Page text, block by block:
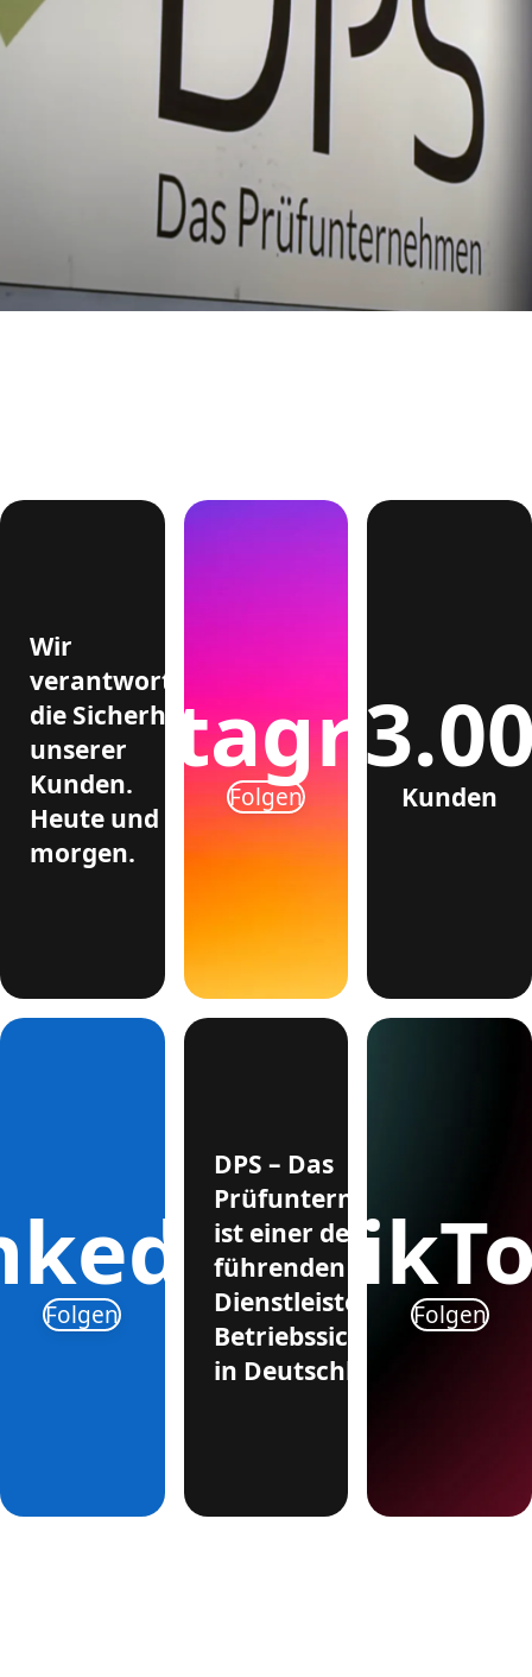
Wir
verantworten
die Sicherheit
unserer
Kunden.
Heute und
morgen.
Instagram
Folgen Kunden
Folgen
DPS – Das
Prüfunternehmen
ist einer der
führenden
Dienstleister für
Betriebssicherheit
in Deutschland.
Folgen